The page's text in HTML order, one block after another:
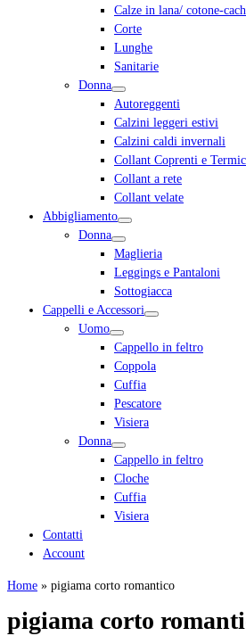
Calze in lana/ cotone-
Corte
Lunghe
Sanitarie
Donna
Autoreggenti
Calzini leggeri estivi
Calzini caldi invernali
Collant Coprenti e
Collant a rete
Collant velate
Abbigliamento
Donna
Maglieria
Leggings e Pantaloni
Sottogiacca
Cappelli e Accessori
Uomo
Cappello in feltro
Coppola
Cuffia
Pescatore
Visiera
Donna
Cappello in feltro
Cloche
Cuffia
Visiera
Contatti
Account
Home » pigiama corto romantico
pigiama corto